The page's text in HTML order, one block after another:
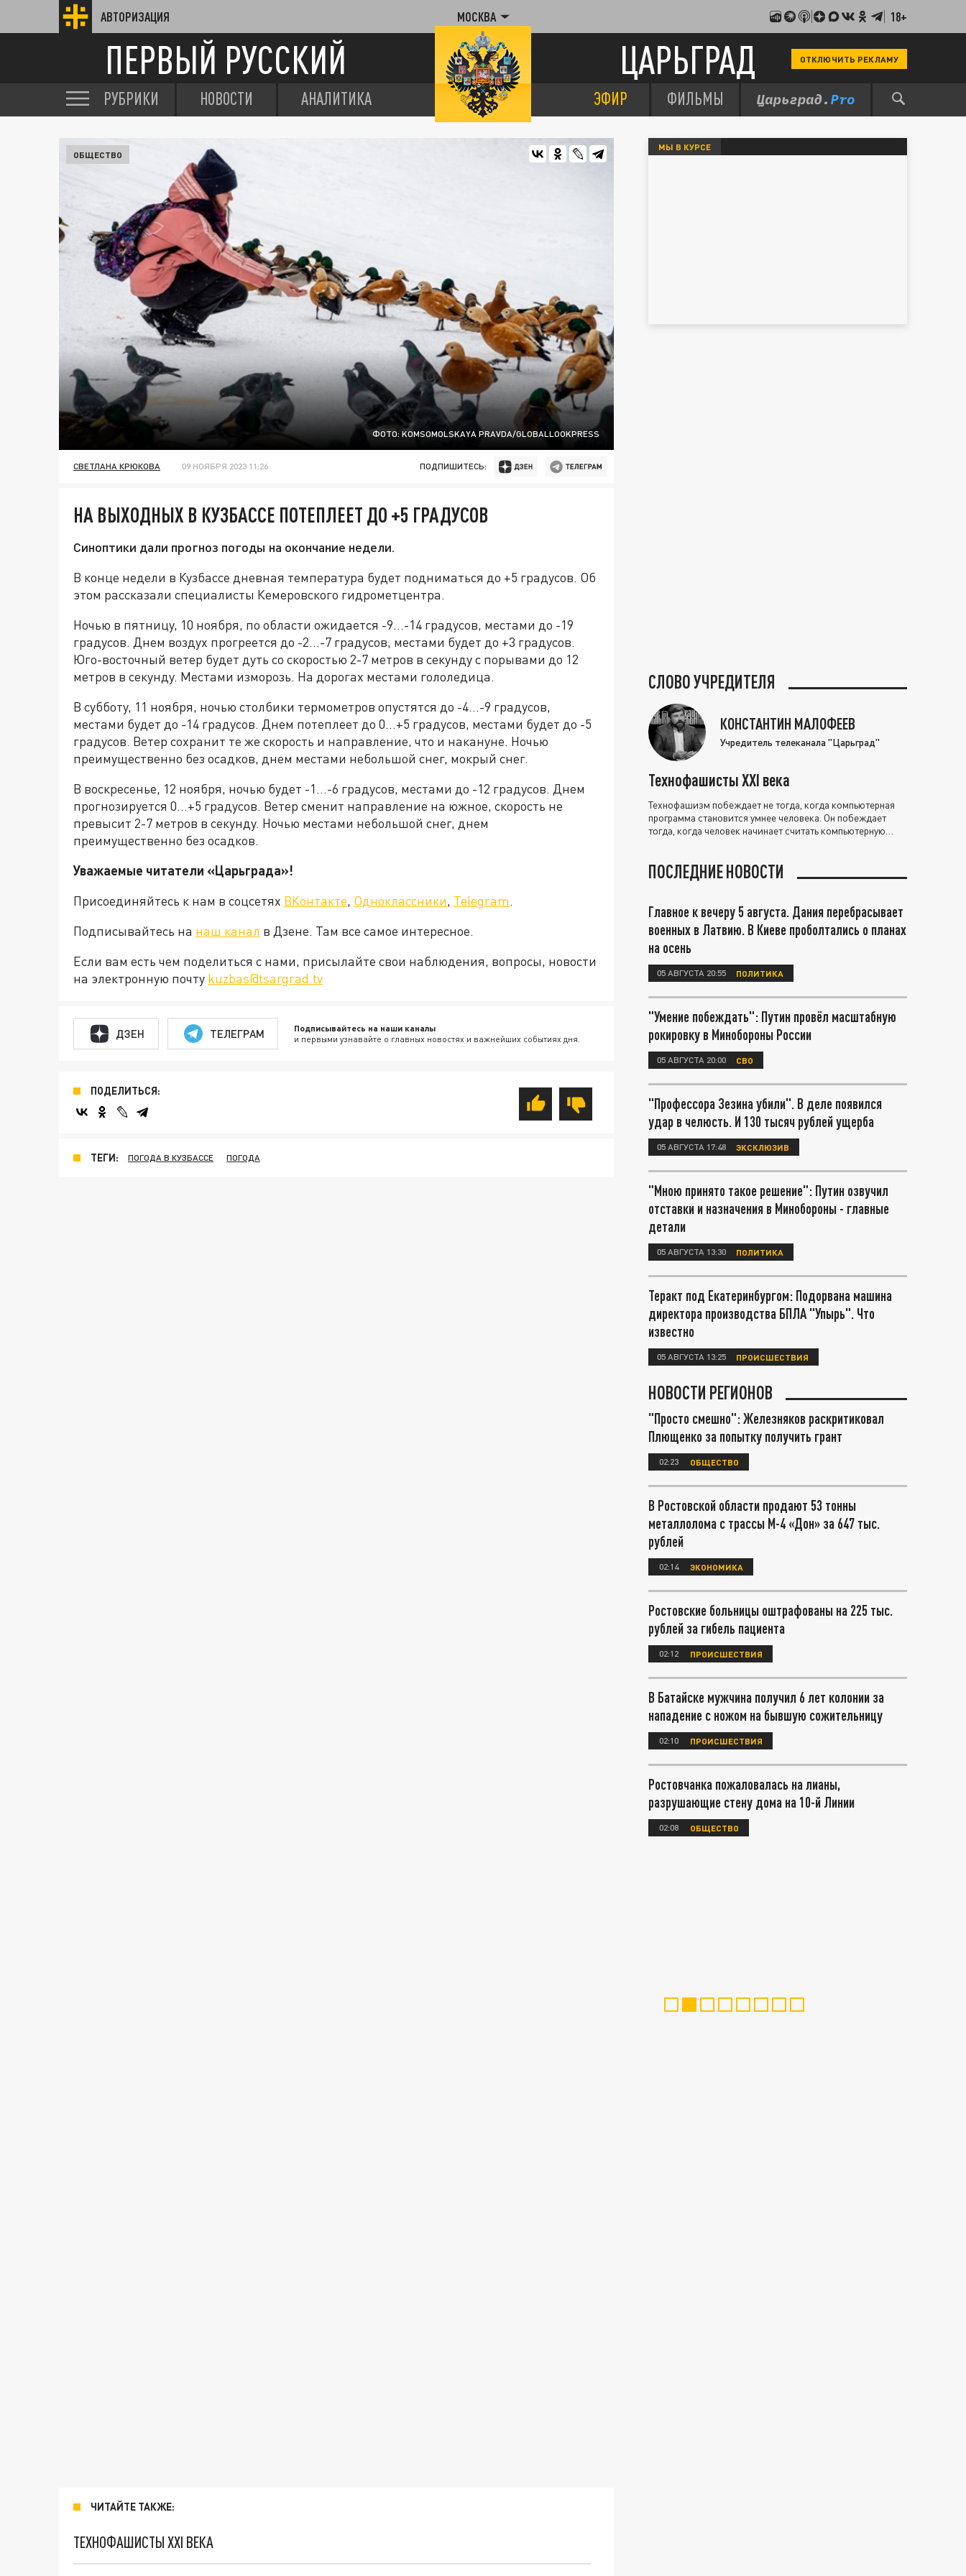
АВТОРИЗАЦИЯ МОСКВА 18+
ПЕРВЫЙ РУССКИЙ ЦАРЬГРАД ОТКЛЮЧИТЬ РЕКЛАМУ
РУБРИКИ НОВОСТИ АНАЛИТИКА ЭФИР ФИЛЬМЫ
ФОТО: KOMSOMOLSKAYA PRAVDA/GLOBALLOOKPRESS
ОБЩЕСТВО
СВЕТЛАНА КРЮКОВА 09 НОЯБРЯ 2023 11:26 ПОДПИШИТЕСЬ:
НА ВЫХОДНЫХ В КУЗБАССЕ ПОТЕПЛЕЕТ ДО +5 ГРАДУСОВ
Синоптики дали прогноз погоды на окончание недели.
В конце недели в Кузбассе дневная температура будет подниматься до +5 градусов. Об
этом рассказали специалисты Кемеровского гидрометцентра.
Ночью в пятницу, 10 ноября, по области ожидается -9…-14 градусов, местами до -19
градусов. Днем воздух прогреется до -2…-7 градусов, местами будет до +3 градусов.
Юго-восточный ветер будет дуть со скоростью 2-7 метров в секунду с порывами до 12
метров в секунду. Местами изморозь. На дорогах местами гололедица.
В субботу, 11 ноября, ночью столбики термометров опустятся до -4…-9 градусов,
местами будет до -14 градусов. Днем потеплеет до 0…+5 градусов, местами будет до -5
градусов. Ветер сохранит те же скорость и направление, что и накануне. Ночью
преимущественно без осадков, днем местами небольшой снег, мокрый снег.
В воскресенье, 12 ноября, ночью будет -1…-6 градусов, местами до -12 градусов. Днем
прогнозируется 0…+5 градусов. Ветер сменит направление на южное, скорость не
превысит 2-7 метров в секунду. Ночью местами небольшой снег, днем
преимущественно без осадков.
Уважаемые читатели «Царьграда»!
Присоединяйтесь к нам в соцсетях ВКонтакте, Одноклассники, Telegram.
Подписывайтесь на наш канал в Дзене. Там все самое интересное.
Если вам есть чем поделиться с нами, присылайте свои наблюдения, вопросы, новости
на электронную почту kuzbas@tsargrad.tv
ДЗЕН ТЕЛЕГРАМ Подписывайтесь на наши каналы
и первыми узнавайте о главных новостях и важнейших событиях дня.
ПОДЕЛИТЬСЯ:
ТЕГИ: ПОГОДА В КУЗБАССЕ ПОГОДА
ЧИТАЙТЕ ТАКЖЕ:
ТЕХНОФАШИСТЫ XXI ВЕКА
МЫ В КУРСЕ
СЛОВО УЧРЕДИТЕЛЯ
КОНСТАНТИН МАЛОФЕЕВ
Учредитель телеканала "Царьград"
Технофашисты XXI века
Технофашизм побеждает не тогда, когда компьютерная
программа становится умнее человека. Он побеждает
тогда, когда человек начинает считать компьютерную
ПОСЛЕДНИЕ НОВОСТИ
Главное к вечеру 5 августа. Дания перебрасывает
военных в Латвию. В Киеве проболтались о планах
на осень
05 АВГУСТА 20:55 ПОЛИТИКА
"Умение побеждать": Путин провёл масштабную
рокировку в Минобороны России
05 АВГУСТА 20:00 СВО
"Профессора Зезина убили". В деле появился
удар в челюсть. И 130 тысяч рублей ущерба
05 АВГУСТА 17:48 ЭКСКЛЮЗИВ
"Мною принято такое решение": Путин озвучил
отставки и назначения в Минобороны - главные
детали
05 АВГУСТА 13:30 ПОЛИТИКА
Теракт под Екатеринбургом: Подорвана машина
директора производства БПЛА "Упырь". Что
известно
05 АВГУСТА 13:25 ПРОИСШЕСТВИЯ
НОВОСТИ РЕГИОНОВ
"Просто смешно": Железняков раскритиковал
Плющенко за попытку получить грант
02:23 ОБЩЕСТВО
В Ростовской области продают 53 тонны
металлолома с трассы М-4 «Дон» за 647 тыс.
рублей
02:14 ЭКОНОМИКА
Ростовские больницы оштрафованы на 225 тыс.
рублей за гибель пациента
02:12 ПРОИСШЕСТВИЯ
В Батайске мужчина получил 6 лет колонии за
нападение с ножом на бывшую сожительницу
02:10 ПРОИСШЕСТВИЯ
Ростовчанка пожаловалась на лианы,
разрушающие стену дома на 10-й Линии
02:08 ОБЩЕСТВО